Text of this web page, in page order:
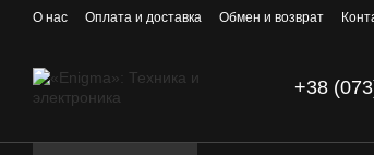
Перейти к основному контенту
О нас Оплата и доставка Обмен и возврат
+38